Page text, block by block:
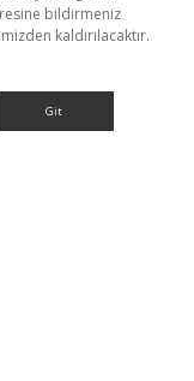
bildirmeniz
kaldırılacaktır.